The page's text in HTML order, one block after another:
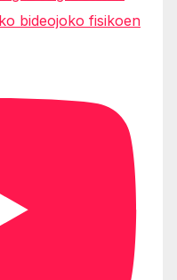
bideojoko fisikoen